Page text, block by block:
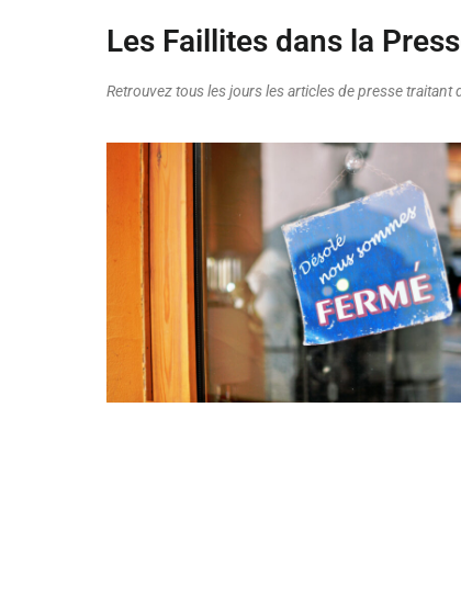
Les Faillites dans la
Retrouvez tous les jours les articles de presse traitant